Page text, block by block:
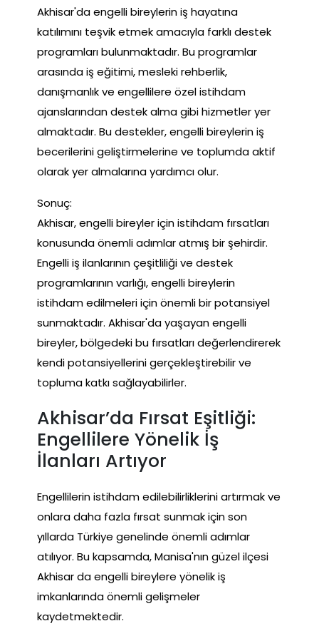
Akhisar'da engelli bireylerin iş hayatına
katılımını teşvik etmek amacıyla farklı destek
programları bulunmaktadır. Bu programlar
arasında iş eğitimi, mesleki rehberlik,
danışmanlık ve engellilere özel istihdam
ajanslarından destek alma gibi hizmetler yer
almaktadır. Bu destekler, engelli bireylerin iş
becerilerini geliştirmelerine ve toplumda aktif
olarak yer almalarına yardımcı olur.
Sonuç:
Akhisar, engelli bireyler için istihdam fırsatları
konusunda önemli adımlar atmış bir şehirdir.
Engelli iş ilanlarının çeşitliliği ve destek
programlarının varlığı, engelli bireylerin
istihdam edilmeleri için önemli bir potansiyel
sunmaktadır. Akhisar'da yaşayan engelli
bireyler, bölgedeki bu fırsatları değerlendirerek
kendi potansiyellerini gerçekleştirebilir ve
topluma katkı sağlayabilirler.
Akhisar’da Fırsat Eşitliği:
Engellilere Yönelik İş
İlanları Artıyor
Engellilerin istihdam edilebilirliklerini artırmak ve
onlara daha fazla fırsat sunmak için son
yıllarda Türkiye genelinde önemli adımlar
atılıyor. Bu kapsamda, Manisa'nın güzel ilçesi
Akhisar da engelli bireylere yönelik iş
imkanlarında önemli gelişmeler
kaydetmektedir.